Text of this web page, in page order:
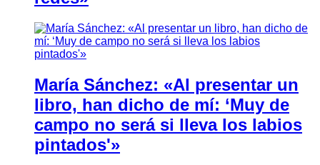
María Sánchez: «Al presentar un
libro, han dicho de mí: ‘Muy de
campo no será si lleva los labios
pintados'»